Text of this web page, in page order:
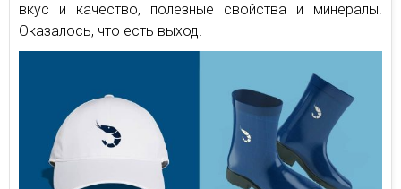
вкус и качество, полезные свойства и минералы.
Оказалось, что есть выход.